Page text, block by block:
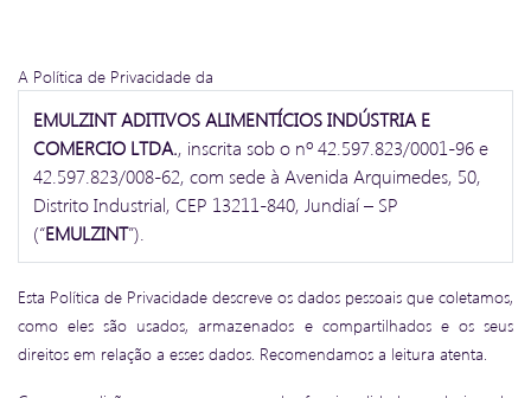
A Política de Privacidade da
EMULZINT ADITIVOS ALIMENTÍCIOS INDÚSTRIA E
COMERCIO LTDA., inscrita sob o nº 42.597.823/0001-96 e
42.597.823/008-62, com sede à Avenida Arquimedes, 50,
Distrito Industrial, CEP 13211-840, Jundiaí – SP
(“EMULZINT”).
Esta Política de Privacidade descreve os dados pessoais que coletamos,
como eles são usados, armazenados e compartilhados e os seus
direitos em relação a esses dados. Recomendamos a leitura atenta.